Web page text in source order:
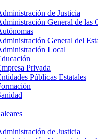
de Justicia
General de las
General del
Local
Privada
Públicas Estatales
de Justicia